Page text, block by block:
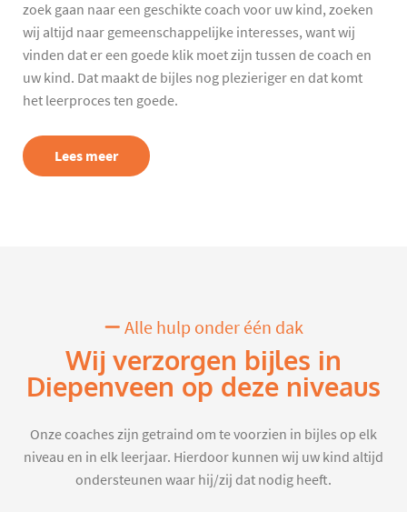
zoek gaan naar een geschikte coach voor uw kind, zoeken
wij altijd naar gemeenschappelijke interesses, want wij
vinden dat er een goede klik moet zijn tussen de coach en
uw kind. Dat maakt de bijles nog plezieriger en dat komt
het leerproces ten goede.
Lees meer
Alle hulp onder één dak
Wij verzorgen bijles in
Diepenveen op deze niveaus
Onze coaches zijn getraind om te voorzien in bijles op elk
niveau en in elk leerjaar. Hierdoor kunnen wij uw kind altijd
ondersteunen waar hij/zij dat nodig heeft.